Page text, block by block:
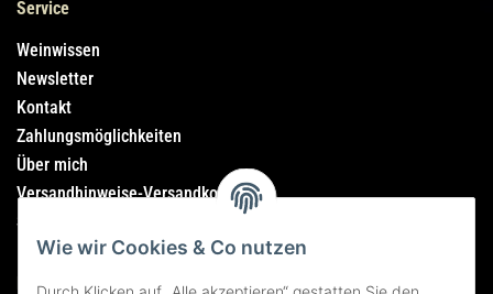
Wie wir Cookies & Co nutzen
Rechtliches
Service
Weinwissen
Newsletter
Kontakt
Zahlungsmöglichkeiten
Über mich
Versandhinweise-Versandkosten
Sitemap